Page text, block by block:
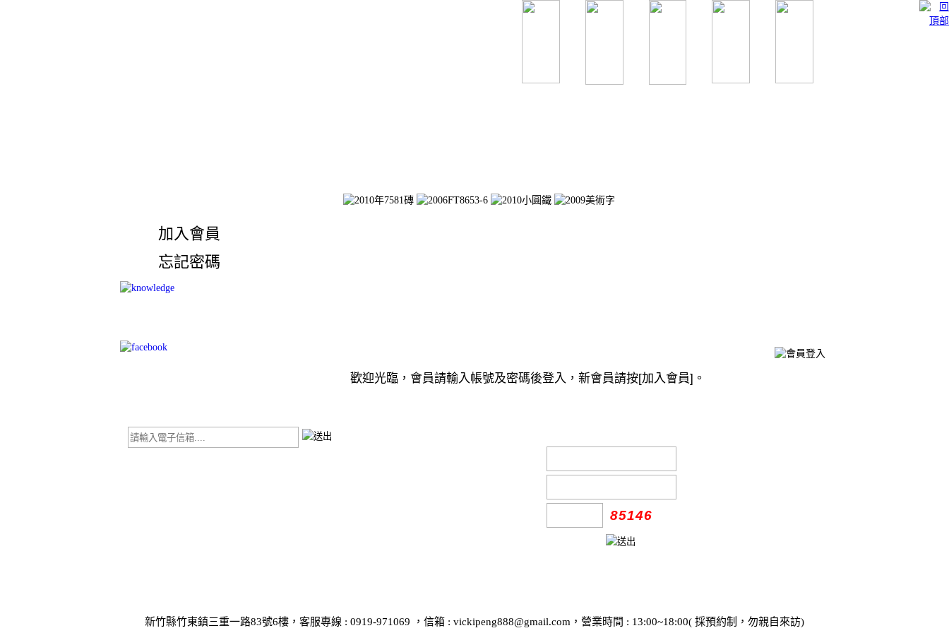
加入會員
忘記密碼
歡迎光臨，會員請輸入帳號及密碼後登入，新會員請按[加入會員]。
85146
新竹縣竹東鎮三重一路83號6樓，客服專線 : 0919-971069 ，信箱 : vickipeng888@gmail.com，營業時間 : 13:00~18:00( 採預約制，勿親自來訪)